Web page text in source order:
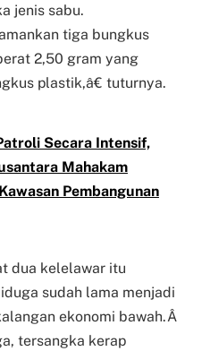
jenis sabu.
tiga bungkus
2,50 gram yang
plastik,â€ tuturnya.
Secara Intensif,
Mahakam
Pembangunan
dua kelelawar itu
sudah lama menjadi
ekonomi bawah.Â
tersangka kerap